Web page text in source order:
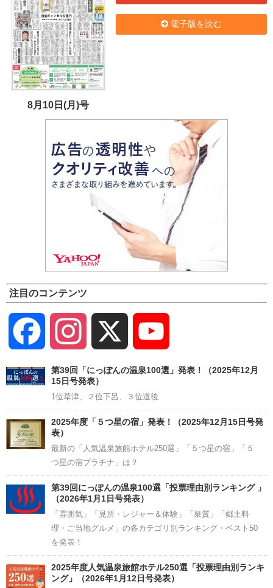
8月10日(月)号
電子版を読む
注目のコンテンツ
Facebook Instagram
Channel
第39回「にっぽんの温泉100選」発表！（2025年12月
15日号発表）
1位草津、２位下呂、３位道後
2025年度「５つ星の宿」発表！（2025年12月15日号発
表）
最新の「人気温泉旅館ホテル250選」「５つ星の宿」「５
つ星の宿プラチナ」は？
第39回にっぽんの温泉100選「投票理由別ランキング 」
（2026年1月1日号発表）
「雰囲気」「見所・レジャー＆体験」「泉質」「郷土料
理・ご当地グルメ」の各カテゴリ別ランキング・ベスト50
を発表！
2025年度人気温泉旅館ホテル250選「投票理由別ランキ
ング」（2026年1月12日号発表）